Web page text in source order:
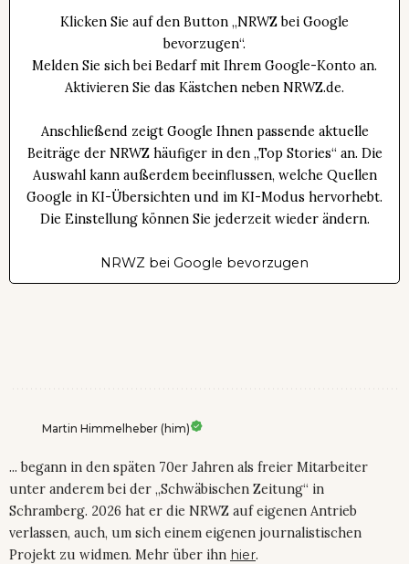
Klicken Sie auf den Button „NRWZ bei Google
bevorzugen“.
Melden Sie sich bei Bedarf mit Ihrem Google-Konto an.
Aktivieren Sie das Kästchen neben NRWZ.de.
Anschließend zeigt Google Ihnen passende aktuelle
Beiträge der NRWZ häufiger in den „Top Stories“ an. Die
Auswahl kann außerdem beeinflussen, welche Quellen
Google in KI-Übersichten und im KI-Modus hervorhebt.
Die Einstellung können Sie jederzeit wieder ändern.
NRWZ bei Google bevorzugen
Martin Himmelheber (him)
... begann in den späten 70er Jahren als freier Mitarbeiter
unter anderem bei der „Schwäbischen Zeitung“ in
Schramberg. 2026 hat er die NRWZ auf eigenen Antrieb
verlassen, auch, um sich einem eigenen journalistischen
Projekt zu widmen. Mehr über ihn hier.